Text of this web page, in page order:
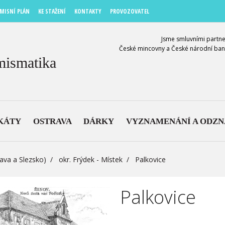
PLÁN KE STAŽENÍ KONTAKTY PROVOZOVATEL
Jsme smluvními
České mincovny a České národní
OSTRAVA DÁRKY VYZNAMENÁNÍ A
a Slezsko) okr. Frýdek - Místek Palkovice
Palkovice